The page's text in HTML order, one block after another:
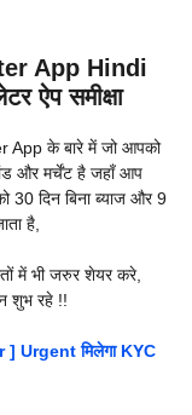
App Hindi
ऐप समीक्षा
App के बारे में जो आपको
और मर्चेंट है जहाँ आप
दिन बिना ब्याज और 9
है,
में भी जरुर शेयर करे,
शुभ रहे !!
Urgent मिलेगा KYC